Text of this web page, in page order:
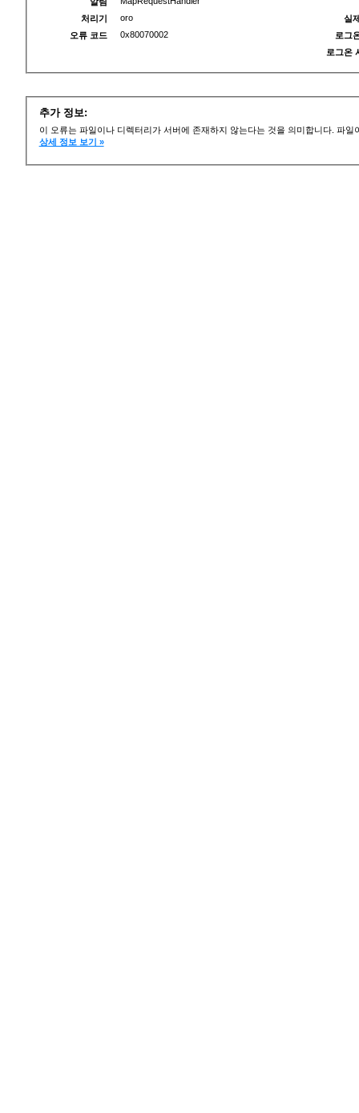
처리기
oro
오류 코드
0x80070002
실
로그
로그온
추가 정보:
이 오류는 파일이나 디렉터리가 서버에 존재하지 않는다는 것을 의미합니다. 파
상세 정보 보기 »